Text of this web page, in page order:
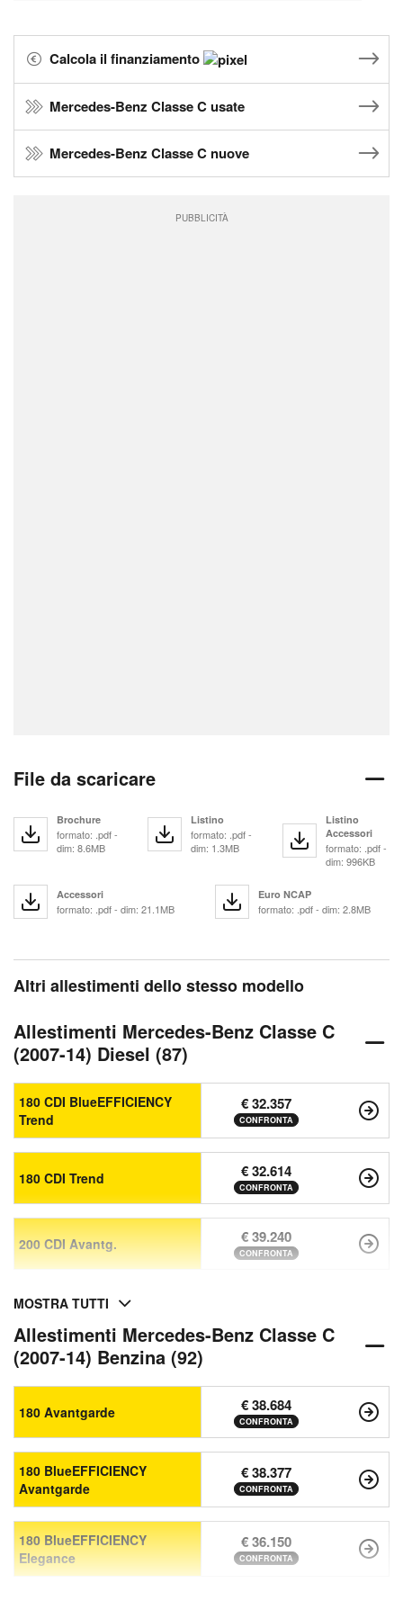
Calcola il finanziamento
Mercedes-Benz Classe C usate
Mercedes-Benz Classe C nuove
PUBBLICITÀ
File da scaricare
Brochure
formato: .pdf -
dim: 8.6MB
Listino
formato: .pdf -
dim: 1.3MB
Listino
Accessori
formato: .pdf -
dim: 996KB
Accessori
formato: .pdf - dim: 21.1MB
Euro NCAP
formato: .pdf - dim: 2.8MB
Altri allestimenti dello stesso modello
Allestimenti Mercedes-Benz Classe C
(2007-14) Diesel (87)
180 CDI BlueEFFICIENCY
Trend
€ 32.357
CONFRONTA
180 CDI Trend € 32.614
CONFRONTA
200 CDI Avantg. € 39.240
CONFRONTA
MOSTRA TUTTI
Allestimenti Mercedes-Benz Classe C
(2007-14) Benzina (92)
180 Avantgarde € 38.684
CONFRONTA
180 BlueEFFICIENCY
Avantgarde
€ 38.377
CONFRONTA
180 BlueEFFICIENCY
Elegance
€ 36.150
CONFRONTA